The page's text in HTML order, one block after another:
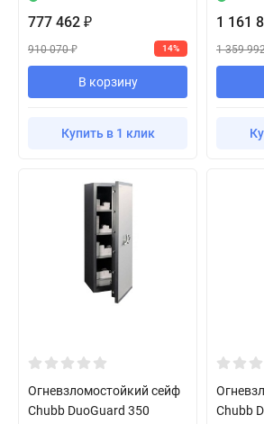
777 462 ₽
910 070₽ 14%
В корзину
Купить в 1 клик
1 161
1 359
Огневзломостойкий сейф
Chubb DuoGuard 350
Chubb